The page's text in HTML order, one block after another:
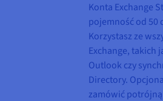
Konta Exchange
pojemność od 50
Korzystasz ze
Exchange, takich
Outlook czy
Directory.
zamówić